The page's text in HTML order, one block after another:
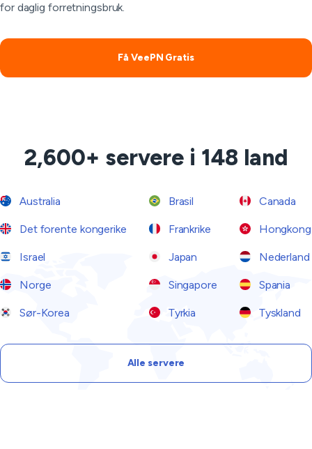
for daglig forretningsbruk.
Få VeePN Gratis
2,600+ servere i 148 land
Australia Brasil Canada
Det forente kongerike Frankrike Hongkong
Israel Japan Nederland
Norge Singapore Spania
Sør-Korea Tyrkia Tyskland
Alle servere